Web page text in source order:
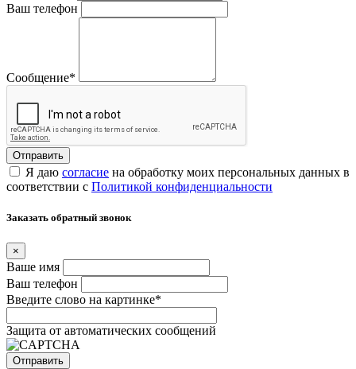
Ваш телефон
Сообщение*
Я даю согласие на обработку моих персональных данных в
соответствии с Политикой конфиденциальности
Заказать обратный звонок
×
Ваше имя
Ваш телефон
Введите слово на картинке*
Защита от автоматических сообщений